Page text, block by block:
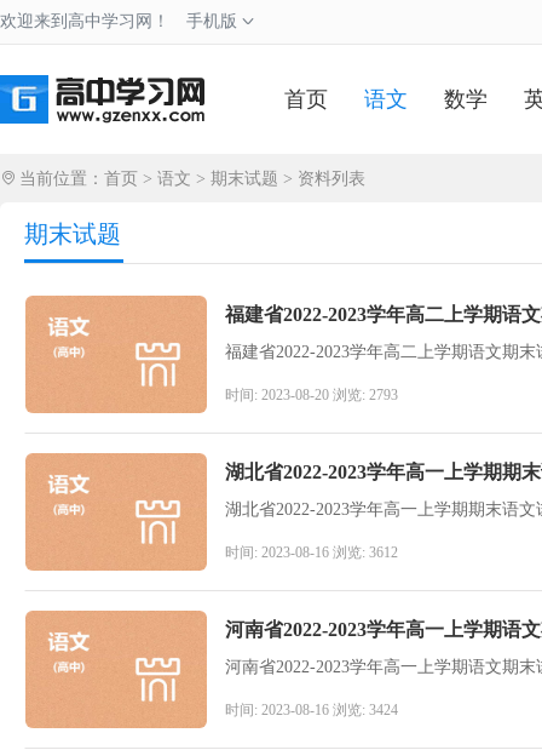
欢迎来到高中学习网！ 手机版
首页 语文 数学
当前位置： 首页 > 语文 > 期末试题 > 资料列表
期末试题
福建省2022-2023学年高二上学期语
福建省2022-2023学年高二上学期语文期
时间: 2023-08-20 浏览: 2793
湖北省2022-2023学年高一上学期期
湖北省2022-2023学年高一上学期期末语
时间: 2023-08-16 浏览: 3612
河南省2022-2023学年高一上学期语
河南省2022-2023学年高一上学期语文期
时间: 2023-08-16 浏览: 3424